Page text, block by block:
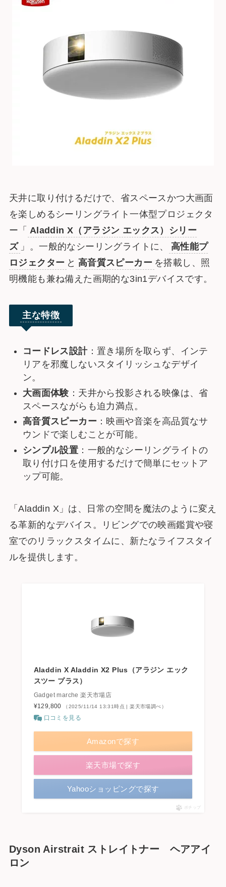
天井に取り付けるだけで、省スペースかつ大画面
を楽しめるシーリングライト一体型プロジェクタ
ー「 Aladdin X（アラジン エックス）シリー
ズ 」。一般的なシーリングライトに、
高性能プ
ロジェクター と 高音質スピーカー を搭載し、照
明機能も兼ね備えた画期的な3in1デバイスです。
主な特徴
コードレス設計：置き場所を取らず、インテ
リアを邪魔しないスタイリッシュなデザイ
ン。
大画面体験 ：天井から投影される映像は、省
スペースながらも迫力満点。
高音質スピーカー ：映画や音楽を高品質なサ
ウンドで楽しむことが可能。
シンプル設置 ：一般的なシーリングライトの
取り付け口を使用するだけで簡単にセットア
ップ可能。
「Aladdin X」は、日常の空間を魔法のように変え
る革新的なデバイス。リビングでの映画鑑賞や寝
室でのリラックスタイムに、新たなライフスタイ
ルを提供します。
Aladdin X Aladdin X2 Plus（アラジン エック
スツー プラス）
Gadget marche 楽天市場店
¥129,800
（2025/11/14 13:31時点 | 楽天市場調べ）
口コミを見る
Amazonで探す
楽天市場で探す
Yahooショッピングで探す
ポチップ
Dyson Airstrait ストレイトナー ヘアアイ
ロン